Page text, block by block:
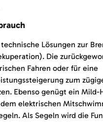
Lösungen zur
Die
Fahren oder für eine
zum
Ebenso genügt ein Mild-
elektrischen
Als Segeln wird die